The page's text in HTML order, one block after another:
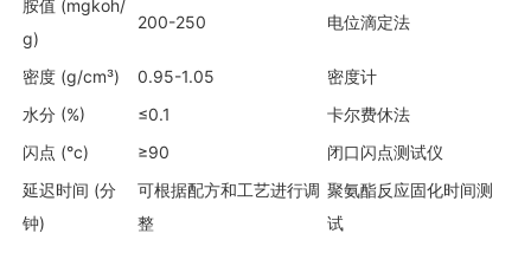
胺值 (mgkoh/
g)
200-250 电位滴定法
密度 (g/cm³) 0.95-1.05
密度计
水分 (%)
≤0.1
卡尔费休法
闪点 (°c)
≥90
闭口闪点测试仪
延迟时间 (分
钟)
可根据配方和工艺进行调
整
聚氨酯反应固化时间测
试